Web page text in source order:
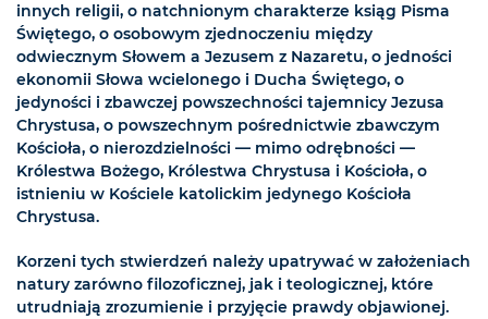
innych religii, o natchnionym charakterze ksiąg Pisma
Świętego, o osobowym zjednoczeniu między
odwiecznym Słowem a Jezusem z Nazaretu, o jedności
ekonomii Słowa wcielonego i Ducha Świętego, o
jedyności i zbawczej powszechności tajemnicy Jezusa
Chrystusa, o powszechnym pośrednictwie zbawczym
Kościoła, o nierozdzielności — mimo odrębności —
Królestwa Bożego, Królestwa Chrystusa i Kościoła, o
istnieniu w Kościele katolickim jedynego Kościoła
Chrystusa.
Korzeni tych stwierdzeń należy upatrywać w założeniach
natury zarówno filozoficznej, jak i teologicznej, które
utrudniają zrozumienie i przyjęcie prawdy objawionej.